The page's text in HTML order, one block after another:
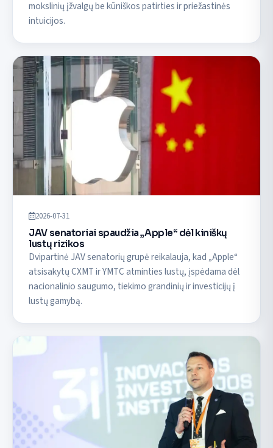
mokslinių įžvalgų be kūniškos patirties ir priežastinės
intuicijos.
2026-07-31
JAV senatoriai spaudžia „Apple“ dėl kiniškų
lustų rizikos
Dvipartinė JAV senatorių grupė reikalauja, kad „Apple“
atsisakytų CXMT ir YMTC atminties lustų, įspėdama dėl
nacionalinio saugumo, tiekimo grandinių ir investicijų į
lustų gamybą.